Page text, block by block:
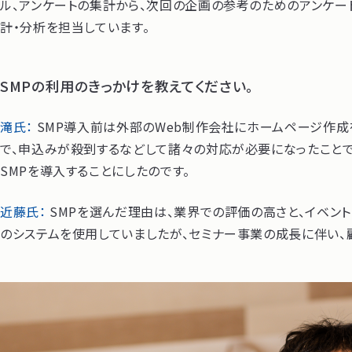
ル、アンケートの集計から、次回の企画の参考のためのアンケ
計・分析を担当しています。
SMPの利用のきっかけを教えてください。
滝氏： SMP導入前は外部のWeb制作会社にホームページ作成
で、申込みが殺到するなどして諸々の対応が必要になったこと
SMPを導入することにしたのです。
近藤氏： SMPを選んだ理由は、業界での評価の高さと、イベン
のシステムを使用していましたが、セミナー事業の成長に伴い